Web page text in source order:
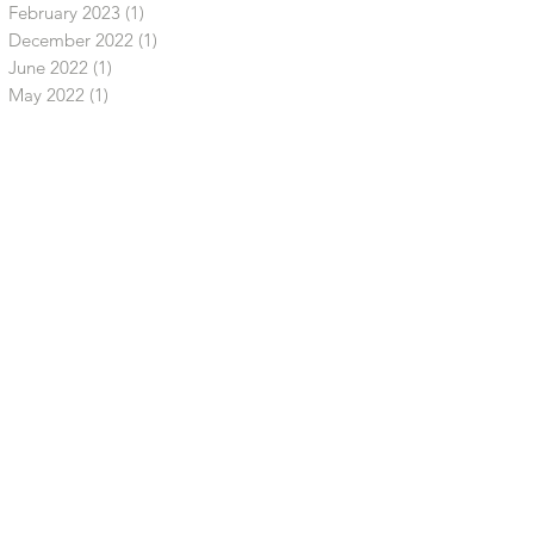
February 2023 (1)
December 2022 (1)
June 2022 (1)
May 2022 (1)